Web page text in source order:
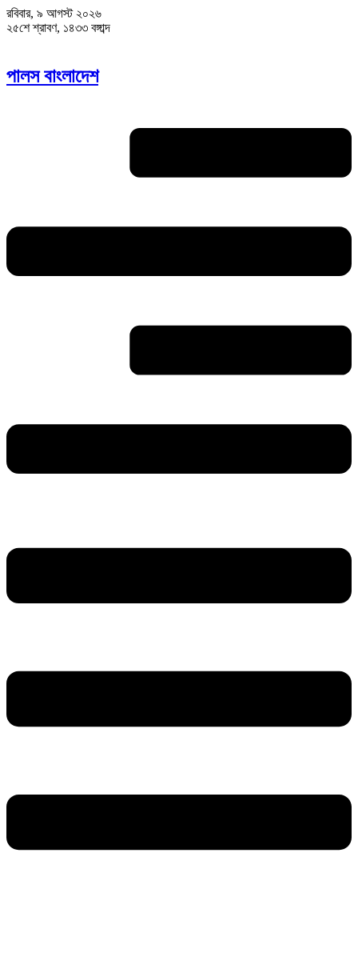
রবিবার, ৯ আগস্ট ২০২৬
২৫শে শ্রাবণ, ১৪৩৩ বঙ্গাব্দ
পালস বাংলাদেশ